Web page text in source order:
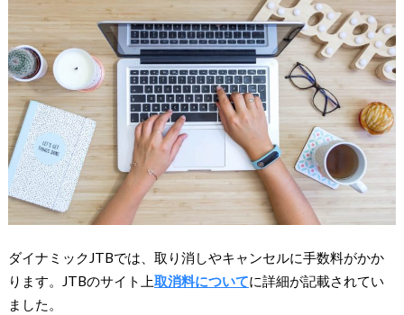
ダイナミックJTBでは、取り消しやキャンセルに手数料がかか
ります。JTBのサイト上取消料についてに詳細が記載されてい
ました。